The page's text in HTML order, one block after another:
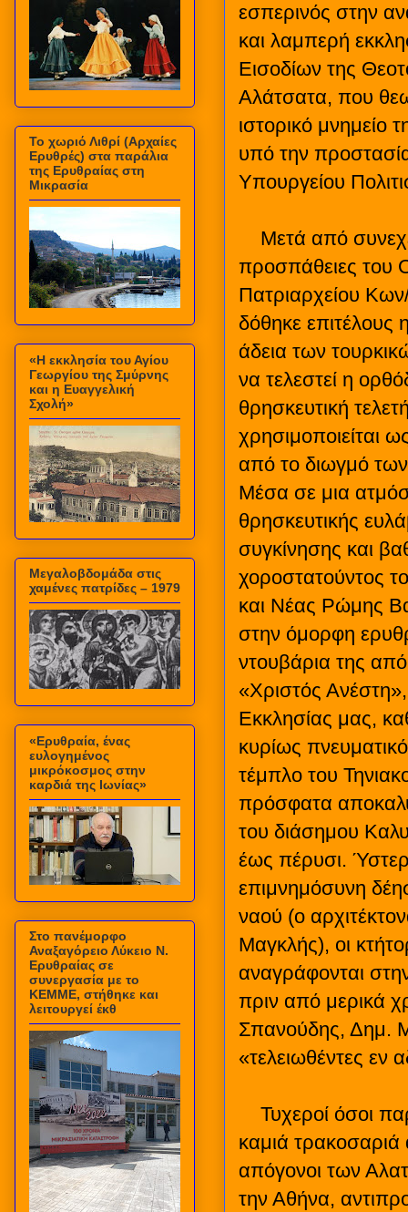
εσπερινός στην
και λαμπερή
Εισοδίων της
Αλάτσατα, που
ιστορικό μνημείο
υπό την
Υπουργείου
Μετά από
προσπάθειες του
Πατριαρχείου
δόθηκε επιτέλους
άδεια των
να τελεστεί η
θρησκευτική
χρησιμοποιείται
από το διωγμό
Μέσα σε μια
θρησκευτικής
συγκίνησης και
χοροστατούντος
και Νέας Ρώμης
στην όμορφη
ντουβάρια της
«Χριστός
Εκκλησίας μας,
κυρίως
τέμπλο του
πρόσφατα
του διάσημου
έως πέρυσι.
επιμνημόσυνη
ναού (ο
Μαγκλής), οι
αναγράφονται
πριν από μερικά
Σπανούδης, Δημ.
«τελειωθέντες εν
Τυχεροί όσοι
καμιά
απόγονοι των
την Αθήνα,
Το χωριό Λιθρί (Αρχαίες
Ερυθρές) στα παράλια
της Ερυθραίας στη
Μικρασία
«Η εκκλησία του Αγίου
Γεωργίου της Σμύρνης
και η Ευαγγελική
Σχολή»
Μεγαλοβδομάδα στις
χαμένες πατρίδες – 1979
«Ερυθραία, ένας
ευλογημένος
μικρόκοσμος στην
καρδιά της Ιωνίας»
Στο πανέμορφο
Αναξαγόρειο Λύκειο Ν.
Ερυθραίας σε
συνεργασία με το
ΚΕΜΜΕ, στήθηκε και
λειτουργεί έκθ